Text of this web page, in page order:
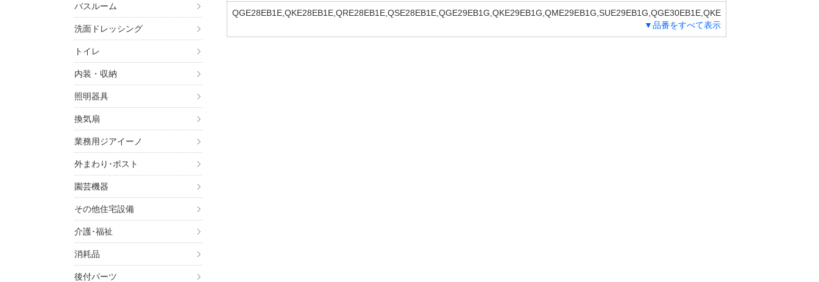
バスルーム
洗面ドレッシング
トイレ
内装・収納
照明器具
換気扇
業務用ジアイーノ
外まわり･ポスト
園芸機器
その他住宅設備
介護･福祉
消耗品
後付パーツ
QGE28EB1E,QKE28EB1E,QRE28EB1E,QSE28EB1E,QGE29EB1G,QKE29EB1G,QME29EB1G,SUE29EB1G,QGE30EB1E,QKE
30EB1E,SUE30EB1E,SUS30EB1A,SUS30EB1B,QGS30EB1S,QKS30EB1S,SUS30EB1S,QGS30EB1SD,QGS31EB1K,QKS31EB
1K,SUS31EB1K
▼品番をすべて表示